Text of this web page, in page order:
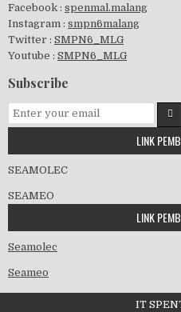
GSF 2019
Pembagian Ijazah 2020
Workshop Penjaminan Mutu
Facebook : spenmal.malang
Instagram : smpn6malang
Twitter : SMPN6_MLG
Youtube : SMPN6_MLG
Subscribe
LINK
SEAMOLEC
SEAMEO
LINK
Seamolec
Seameo
IT